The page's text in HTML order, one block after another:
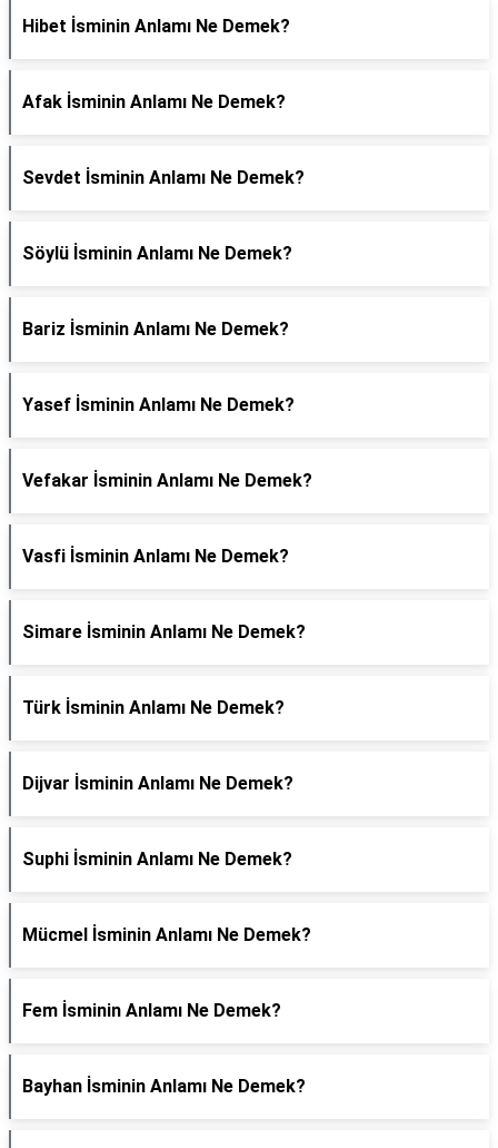
Hibet İsminin Anlamı Ne Demek?
Afak İsminin Anlamı Ne Demek?
Sevdet İsminin Anlamı Ne Demek?
Söylü İsminin Anlamı Ne Demek?
Bariz İsminin Anlamı Ne Demek?
Yasef İsminin Anlamı Ne Demek?
Vefakar İsminin Anlamı Ne Demek?
Vasfi İsminin Anlamı Ne Demek?
Simare İsminin Anlamı Ne Demek?
Türk İsminin Anlamı Ne Demek?
Dijvar İsminin Anlamı Ne Demek?
Suphi İsminin Anlamı Ne Demek?
Mücmel İsminin Anlamı Ne Demek?
Fem İsminin Anlamı Ne Demek?
Bayhan İsminin Anlamı Ne Demek?